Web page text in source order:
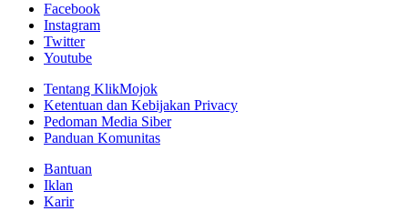
Facebook
Instagram
Twitter
Youtube
Tentang KlikMojok
Ketentuan dan Kebijakan Privacy
Pedoman Media Siber
Panduan Komunitas
Bantuan
Iklan
Karir